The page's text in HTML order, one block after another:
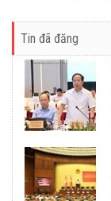
Tin đã đăng